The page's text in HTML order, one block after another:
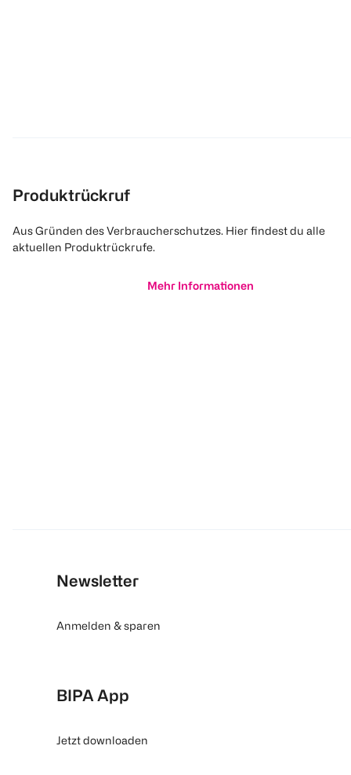
Produktrückruf
Aus Gründen des Verbraucherschutzes. Hier findest du alle
aktuellen Produktrückrufe.
Mehr Informationen
Newsletter
Anmelden & sparen
BIPA App
Jetzt downloaden